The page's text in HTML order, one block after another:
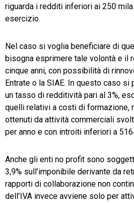
riguarda i redditi inferiori ai 250
esercizio.
Nel caso si voglia beneficiare di
bisogna esprimere tale volontà e il
cinque anni, con possibilità di
Entrate o la SIAE. In questo caso
un tasso di redditività pari al 3%,
quelli relativi a costi di formazione,
ottenuti da attività commerciali
per anno e con introiti inferiori a
Anche gli enti no profit sono
3,9% sull’imponibile derivante da
rapporti di collaborazione non
dell’IVA invece avviene solo per